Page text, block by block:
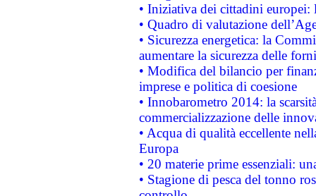
• Iniziativa dei cittadini
• Quadro di valutazione
• Sicurezza energetica: la
aumentare la sicurezza delle
• Modifica del bilancio per
imprese e politica di coesione
• Innobarometro 2014: la
commercializzazione delle
• Acqua di qualità eccellente
Europa
• 20 materie prime essenziali:
• Stagione di pesca del tonno